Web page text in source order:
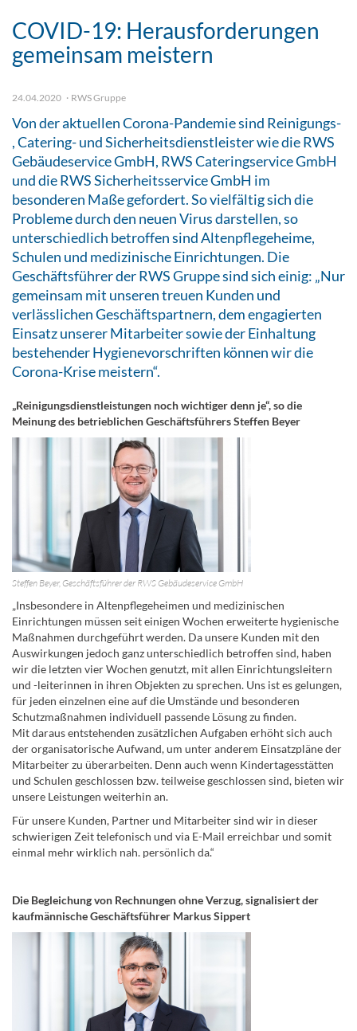
COVID-19: Herausforderungen
gemeinsam meistern
24.04.2020 RWS Gruppe
Von der aktuellen Corona-Pandemie sind Reinigungs-
, Catering- und Sicherheitsdienstleister wie die RWS
Gebäudeservice GmbH, RWS Cateringservice GmbH
und die RWS Sicherheitsservice GmbH im
besonderen Maße gefordert. So vielfältig sich die
Probleme durch den neuen Virus darstellen, so
unterschiedlich betroffen sind Altenpflegeheime,
Schulen und medizinische Einrichtungen. Die
Geschäftsführer der RWS Gruppe sind sich einig: „Nur
gemeinsam mit unseren treuen Kunden und
verlässlichen Geschäftspartnern, dem engagierten
Einsatz unserer Mitarbeiter sowie der Einhaltung
bestehender Hygienevorschriften können wir die
Corona-Krise meistern“.
„Reinigungsdienstleistungen noch wichtiger denn je“, so die
Meinung des betrieblichen Geschäftsführers Steffen Beyer
Steffen Beyer, Geschäftsführer der RWS Gebäudeservice GmbH
„Insbesondere in Altenpflegeheimen und medizinischen
Einrichtungen müssen seit einigen Wochen erweiterte hygienische
Maßnahmen durchgeführt werden. Da unsere Kunden mit den
Auswirkungen jedoch ganz unterschiedlich betroffen sind, haben
wir die letzten vier Wochen genutzt, mit allen Einrichtungsleitern
und -leiterinnen in ihren Objekten zu sprechen. Uns ist es gelungen,
für jeden einzelnen eine auf die Umstände und besonderen
Schutzmaßnahmen individuell passende Lösung zu finden.
Mit daraus entstehenden zusätzlichen Aufgaben erhöht sich auch
der organisatorische Aufwand, um unter anderem Einsatzpläne der
Mitarbeiter zu überarbeiten. Denn auch wenn Kindertagesstätten
und Schulen geschlossen bzw. teilweise geschlossen sind, bieten wir
unsere Leistungen weiterhin an.
Für unsere Kunden, Partner und Mitarbeiter sind wir in dieser
schwierigen Zeit telefonisch und via E-Mail erreichbar und somit
einmal mehr wirklich nah. persönlich da.“
Die Begleichung von Rechnungen ohne Verzug, signalisiert der
kaufmännische Geschäftsführer Markus Sippert